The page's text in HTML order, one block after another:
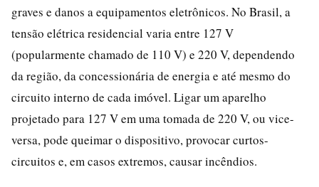
graves e danos a equipamentos eletrônicos. No Brasil, a
tensão elétrica residencial varia entre 127 V
(popularmente chamado de 110 V) e 220 V, dependendo
da região, da concessionária de energia e até mesmo do
circuito interno de cada imóvel. Ligar um aparelho
projetado para 127 V em uma tomada de 220 V, ou vice-
versa, pode queimar o dispositivo, provocar curtos-
circuitos e, em casos extremos, causar incêndios.